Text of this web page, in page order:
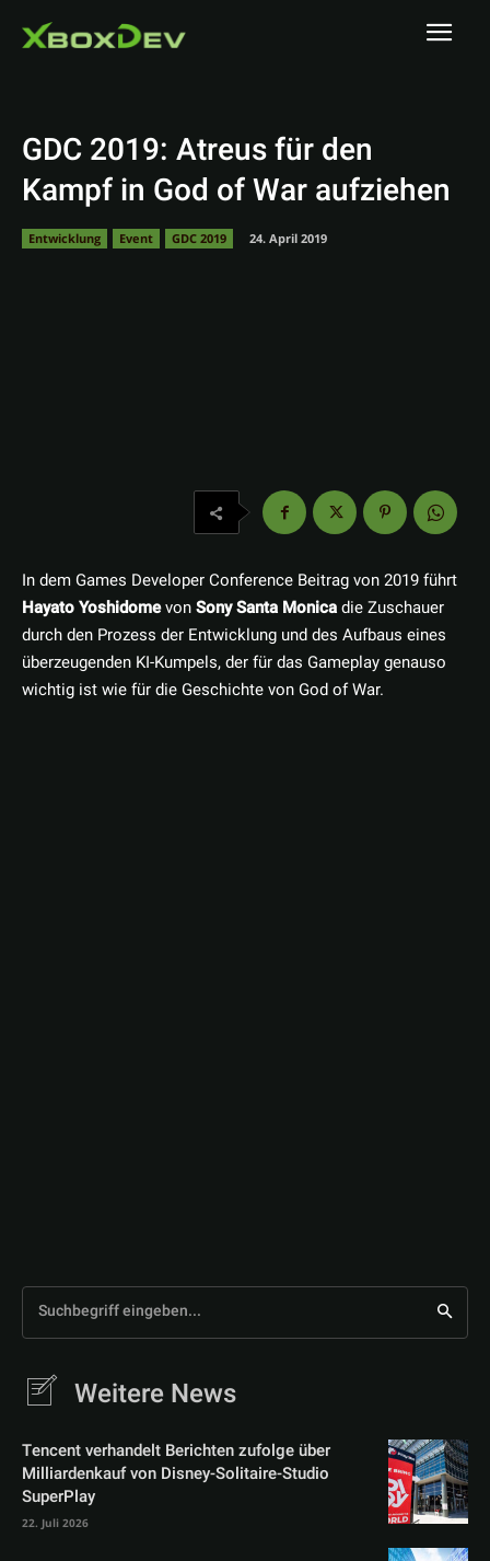
GDC 2019: Atreus für den
Kampf in God of War aufziehen
Entwicklung Event GDC 2019 24. April 2019
In dem Games Developer Conference Beitrag von 2019 führt
Hayato YoshidomevonSony Santa Monicadie Zuschauer
durch den Prozess der Entwicklung und des Aufbaus eines
überzeugenden KI-Kumpels, der für das Gameplay genauso
wichtig ist wie für die Geschichte von God of War.
Suchbegriff eingeben...
Weitere News
Tencent verhandelt Berichten zufolge über
Milliardenkauf von Disney-Solitaire-Studio
SuperPlay
22. Juli 2026